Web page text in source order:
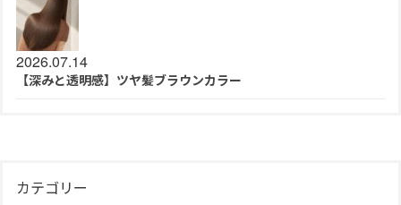
2026.07.14
【深みと透明感】ツヤ髪ブラウンカラー
カテゴリー